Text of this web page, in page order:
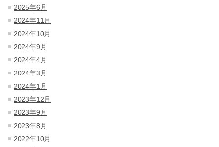
2025年6月
2024年11月
2024年10月
2024年9月
2024年4月
2024年3月
2024年1月
2023年12月
2023年9月
2023年8月
2022年10月